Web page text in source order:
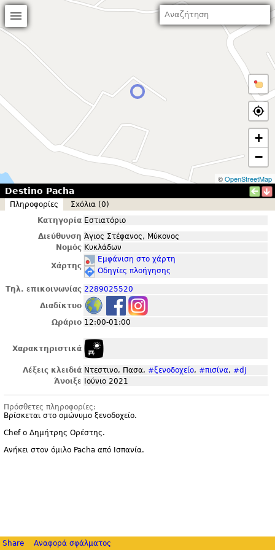
+
−
©OpenStreetMap
Destino Pacha
Πληροφορίες
Σxόλια (0)
Κατηγορία Εστιατόριο
Διεύθυνση Άγιος Στέφανος, Μύκονος
Νομός Κυκλάδων
Χάρτης
Εμφάνιση στο χάρτη
Οδηγίες πλοήγησης
Τηλ. επικοινωνίας 2289025520
Διαδίκτυο
Ωράριο 12:00-01:00
Χαρακτηριστικά
Λέξεις κλειδιά Ντεστινο, Πασα, #ξενοδοχείο, #πισίνα, #dj
Άνοιξε
Ιούνιο 2021
Πρόσθετες πληροφορίες:
Βρίσκεται στο ομώνυμο ξενοδοχείο.
Chef ο Δημήτρης Ορέστης.
Ανήκει στον όμιλο Pacha από Ισπανία.
Share Αναφορά σφάλματος